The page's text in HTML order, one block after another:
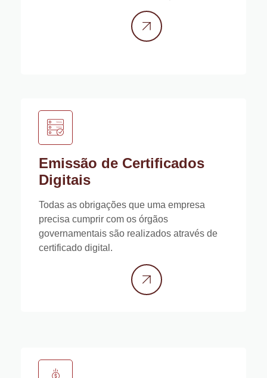
Emissão de Certificados
Digitais
Todas as obrigações que uma empresa
precisa cumprir com os órgãos
governamentais são realizados através de
certificado digital.